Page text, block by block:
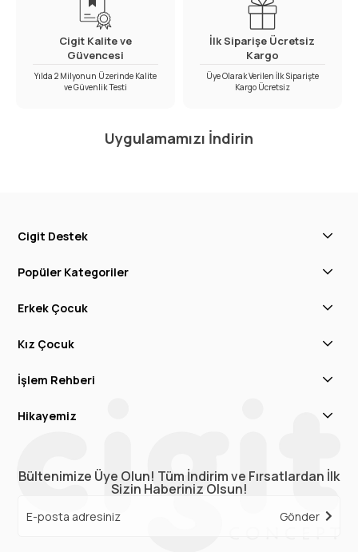
Cigit Kalite ve
Güvencesi
Yılda 2 Milyonun Üzerinde Kalite
ve Güvenlik Testi
İlk Siparişe Ücretsiz
Kargo
Üye Olarak Verilen İlk Siparişte
Kargo Ücretsiz
Uygulamamızı İndirin
Cigit Destek
Popüler Kategoriler
Erkek Çocuk
Kız Çocuk
İşlem Rehberi
Hikayemiz
Bültenimize Üye Olun! Tüm İndirim ve Fırsatlardan İlk
Sizin Haberiniz Olsun!
Gönder